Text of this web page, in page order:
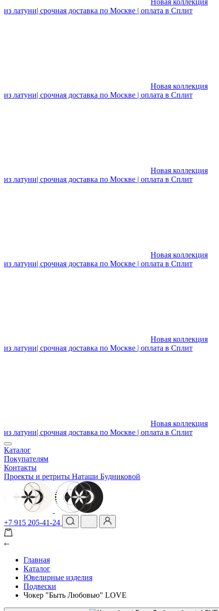
Новая коллекция
из латуни| срочная доставка по Москве | оплата в Сплит
Новая коллекция
из латуни| срочная доставка по Москве | оплата в Сплит
Новая коллекция
из латуни| срочная доставка по Москве | оплата в Сплит
Новая коллекция
из латуни| срочная доставка по Москве | оплата в Сплит
Новая коллекция
из латуни| срочная доставка по Москве | оплата в Сплит
Новая коллекция
из латуни| срочная доставка по Москве | оплата в Сплит
Каталог
Покупателям
Контакты
Проекты и ретриты Наташи Будниковой
+7 915 205-41-24
Главная
Каталог
Ювелирные изделия
Подвески
Чокер "Быть Любовью" LOVE